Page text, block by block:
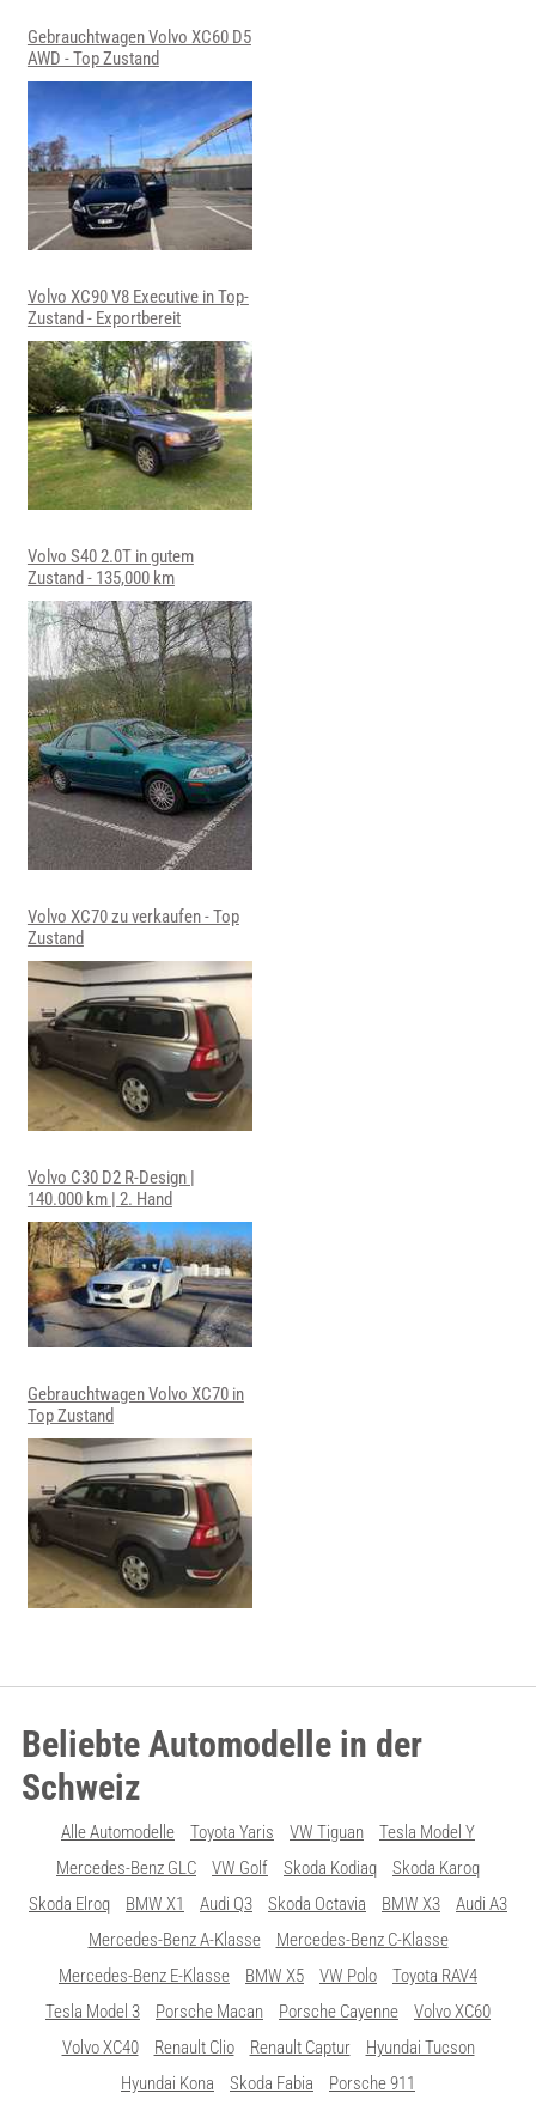
Gebrauchtwagen Volvo XC60 D5
AWD - Top Zustand
Volvo XC90 V8 Executive in Top-
Zustand - Exportbereit
Volvo S40 2.0T in gutem
Zustand - 135,000 km
Volvo XC70 zu verkaufen - Top
Zustand
Volvo C30 D2 R-Design |
140.000 km | 2. Hand
Gebrauchtwagen Volvo XC70 in
Top Zustand
Beliebte Automodelle in der
Schweiz
Alle Automodelle Toyota Yaris VW Tiguan
Tesla Model Y
Mercedes-Benz GLC
VW Golf Skoda Kodiaq
Skoda Karoq
Skoda Elroq
BMW X1 Audi Q3 Skoda Octavia BMW X3
Audi A3
Mercedes-Benz A-Klasse
Mercedes-Benz C-Klasse
Mercedes-Benz E-Klasse
BMW X5 VW Polo
Toyota RAV4
Tesla Model 3
Porsche Macan Porsche Cayenne
Volvo XC60
Volvo XC40
Renault Clio Renault Captur
Hyundai Tucson
Hyundai Kona
Skoda Fabia Porsche 911